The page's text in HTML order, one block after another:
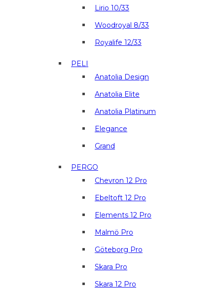
Lirio 10/33
Woodroyal 8/33
Royalife 12/33
PELI
Anatolia Design
Anatolia Elite
Anatolia Platinum
Elegance
Grand
PERGO
Chevron 12 Pro
Ebeltoft 12 Pro
Elements 12 Pro
Malmö Pro
Göteborg Pro
Skara Pro
Skara 12 Pro